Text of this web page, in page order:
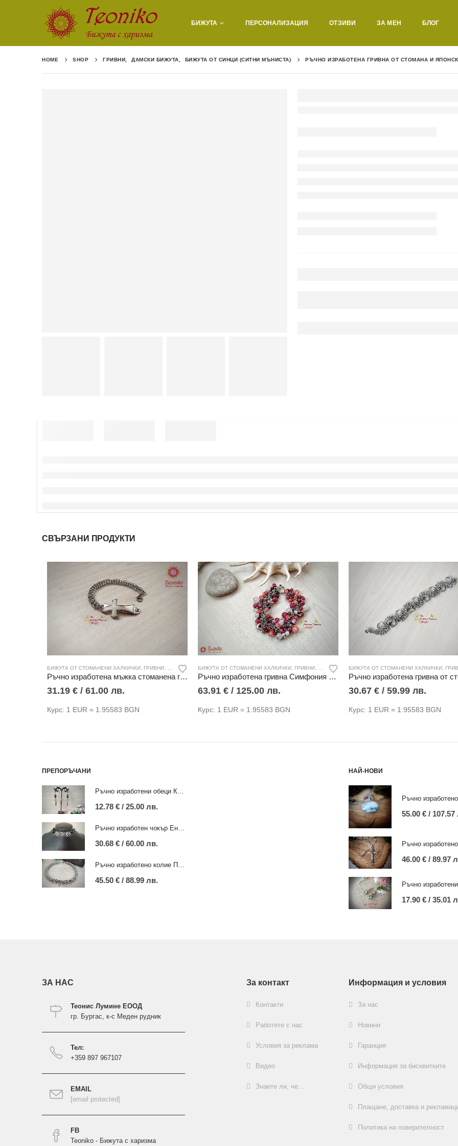
БИЖУТА ПЕРСОНАЛИЗАЦИЯ ОТЗИВИ ЗА МЕН БЛОГ
HOME SHOP ГРИВНИ ДАМСКИ БИЖУТА БИЖУТА ОТ СИНЦИ (СИТНИ МЪНИСТА) РЪЧНО ИЗРАБОТЕНА ГРИВНА ОТ СТОМАНА И
СВЪРЗАНИ ПРОДУКТИ
БИЖУТА ОТ СТОМАНЕНИ ХАЛКИЧКИ, ГРИВНИ, МЪЖКИ БИЖУТА
Ръчно изработена мъжка стоманена гривна Кръст
31.19 € / 61.00 лв.
Курс: 1 EUR = 1.95583 BGN
БИЖУТА ОТ СТОМАНЕНИ ХАЛКИЧКИ, ГРИВНИ, ДАМСКИ БИЖУТА,УНИКАТИ
Ръчно изработена гривна Симфония в червено
63.91 € / 125.00 лв.
Курс: 1 EUR = 1.95583 BGN
БИЖУТА ОТ СТОМАНЕНИ ХАЛКИЧКИ,
30.67 € / 59.99 лв.
Курс: 1 EUR = 1.95583 BGN
ПРЕПОРЪЧАНИ
12.78 € / 25.00 лв.
30.68 € / 60.00 лв.
45.50 € / 88.99 лв.
НАЙ-НОВИ
55.00 € / 107.57
46.00 € / 89.97
17.90 € / 35.01
ЗА НАС
Теонис Лумине ЕООД
гр. Бургас, к-с Меден рудник
Тел:
+359 897 967107
EMAIL
[email protected]
FB
Teoniko - Бижута с харизма
За контакт
Контакти
Работете с нас
Условия за реклама
Видео
Знаете ли, че...
Информация и условия
За нас
Новини
Гаранция
Информация за бисквитките
Общи условия
Плащане, доставка и
Политика на поверителност